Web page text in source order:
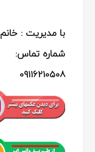
با مدیریت :
شماره تماس:
09116210508